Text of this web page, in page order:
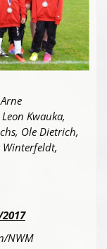
Kwauka,
Ole Dietrich,
NWM